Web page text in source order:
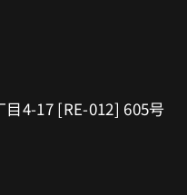
4-17 [RE-012] 605号